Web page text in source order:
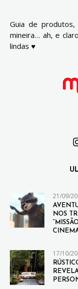
Guia de
mineira… ah, e
lindas ♥
21/09/
NOS
17/10/